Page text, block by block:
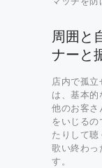
周囲と
ナーと
店内で孤
は、基本的
他のお客さ
をいじるの
たりして聴
歌い終わっ
す。